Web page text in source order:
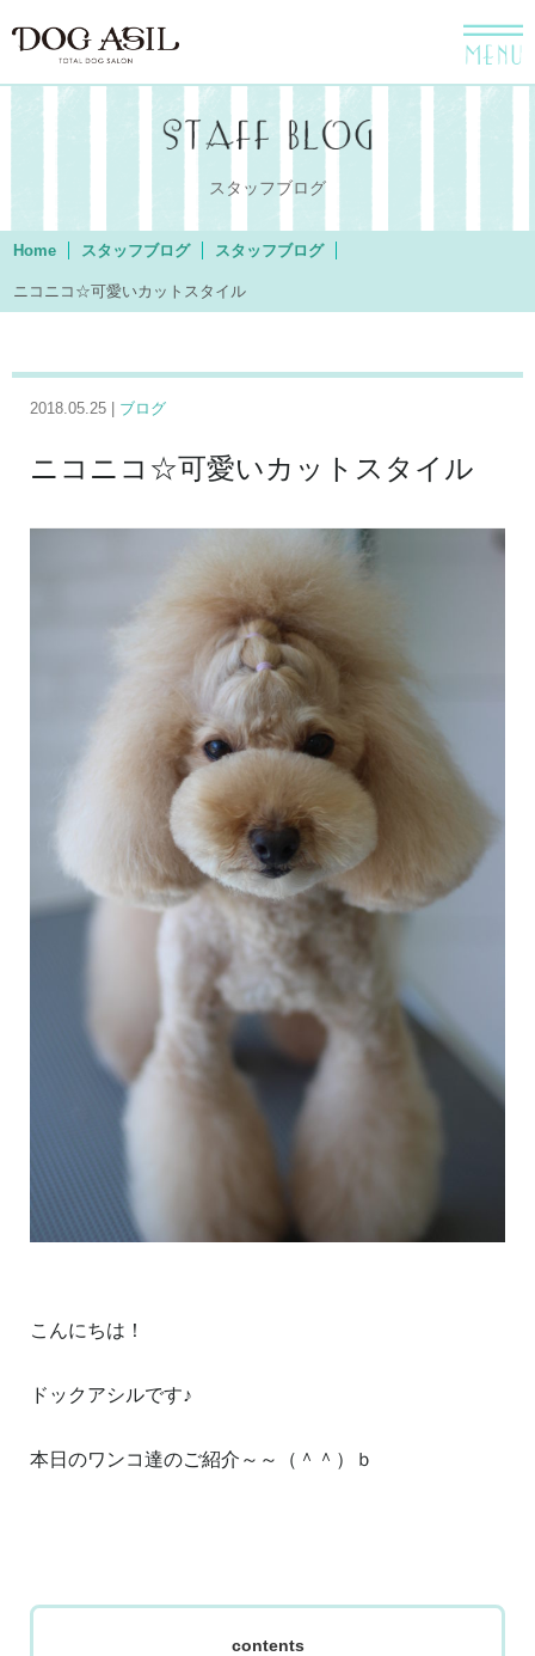
menu
スタッフブログ
Home スタッフブログ スタッフブログ
ニコニコ☆可愛いカットスタイル
2018.05.25 | ブログ
ニコニコ☆可愛いカットスタイル
こんにちは！
ドックアシルです♪
本日のワンコ達のご紹介～～（＾＾）ｂ
contents